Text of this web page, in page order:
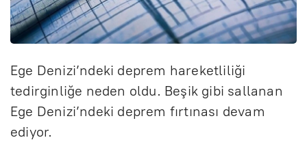
Ege Denizi’ndeki deprem hareketliliği
tedirginliğe neden oldu. Beşik gibi sallanan
Ege Denizi’ndeki deprem fırtınası devam
ediyor.